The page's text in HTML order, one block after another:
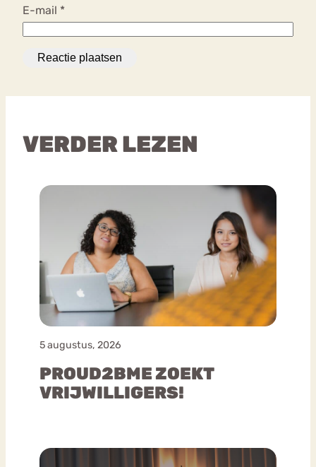
E-mail *
VERDER LEZEN
5 augustus, 2026
PROUD2BME ZOEKT
VRIJWILLIGERS!